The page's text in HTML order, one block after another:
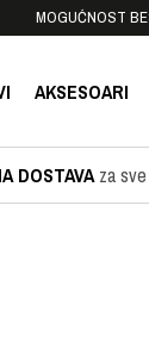
MOGUĆNOST
AKSESOARI
DOSTAVAza sve